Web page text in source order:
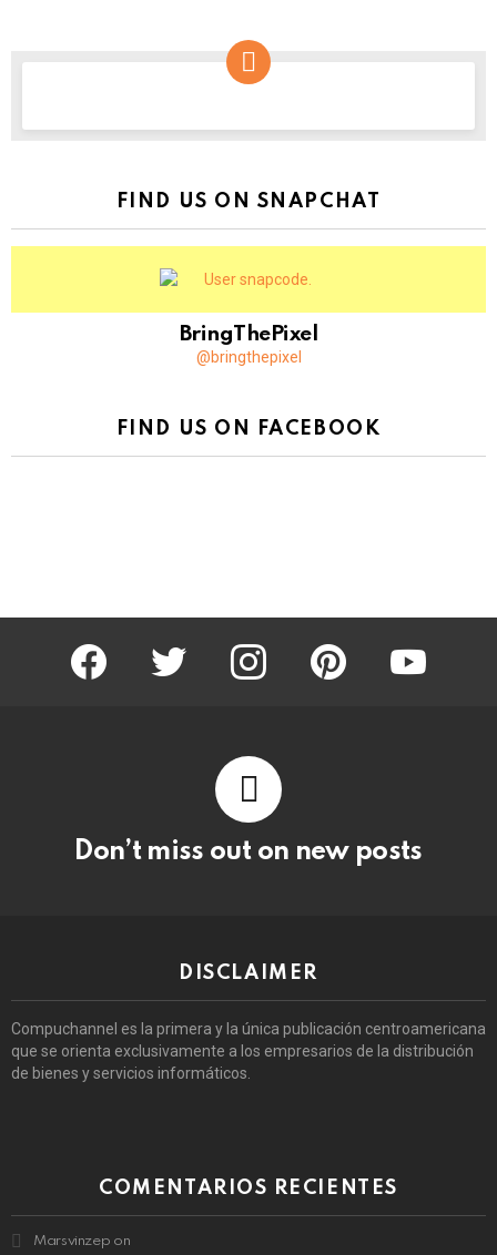
FIND US ON SNAPCHAT
BringThePixel
@bringthepixel
FIND US ON FACEBOOK
facebook twitter instagram pinterest
Don’t miss out on new posts
DISCLAIMER
Compuchannel es la primera y la única publicación centroamericana
que se orienta exclusivamente a los empresarios de la distribución
de bienes y servicios informáticos.
COMENTARIOS RECIENTES
Marsvinzep on